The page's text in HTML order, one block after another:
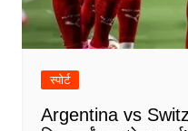
स्पोर्ट
Argentina vs